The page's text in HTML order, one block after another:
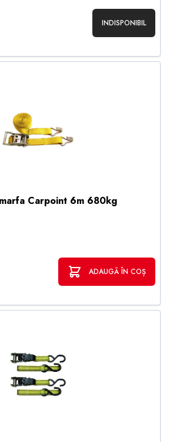
INDISPONIBIL
Carpoint 6m 680kg
ADAUGĂ ÎN COȘ